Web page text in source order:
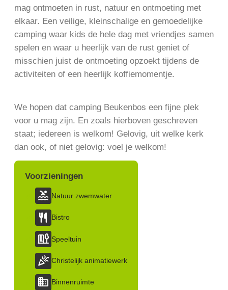
mag ontmoeten in rust, natuur en ontmoeting met
elkaar. Een veilige, kleinschalige en gemoedelijke
camping waar kids de hele dag met vriendjes samen
spelen en waar u heerlijk van de rust geniet of
misschien juist de ontmoeting opzoekt tijdens de
activiteiten of een heerlijk koffiemomentje.
We hopen dat camping Beukenbos een fijne plek
voor u mag zijn. En zoals hierboven geschreven
staat; iedereen is welkom! Gelovig, uit welke kerk
dan ook, of niet gelovig: voel je welkom!
Voorzieningen
pool Natuur zwemwater
restaurant Bistro
playground Speeltuin
celebration Christelijk animatiewerk
Domain Binnenruimte